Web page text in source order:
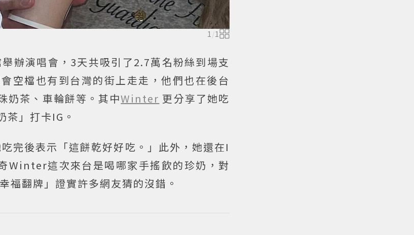
1 /1
辦演唱會，3天共吸引了2.7萬名粉絲到場支
空檔也有到台灣的街上走走，他們也在後台
奶茶、車輪餅等。其中Winter 更分享了她吃
茶」打卡IG。
完後表示「這餅乾好好吃。」此外，她還在I
Winter這次來台是喝哪家手搖飲的珍奶，對
福翻牌」證實許多網友猜的沒錯。